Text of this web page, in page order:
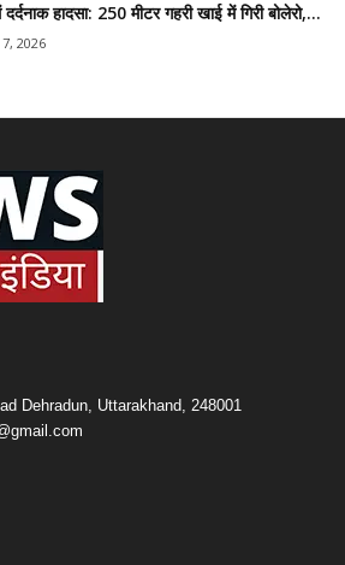
दर्दनाक हादसा: 250 मीटर गहरी खाई में गिरी बोलेरो,...
2026
Dehradun, Uttarakhand, 248001